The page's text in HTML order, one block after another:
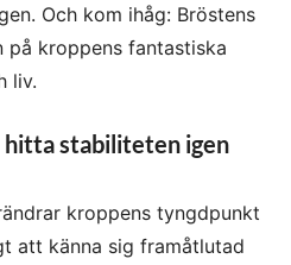
Och kom ihåg: Bröstens
kroppens fantastiska
liv.
hitta stabiliteten igen
kroppens tyngdpunkt
att känna sig framåtlutad